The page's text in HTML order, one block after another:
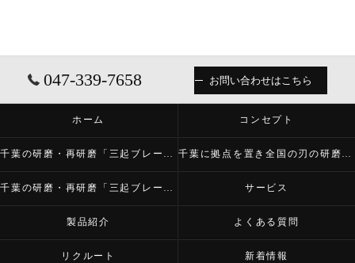
047-339-7658 お問い合わせはこちら
ホーム コンセプト
千葉の研磨・再研磨「三起ブレード株式会社」について 千葉に拠点を置き全国の刃の研磨・再研磨をする「三起ブレード株式会社」が必要とされる理由
千葉の研磨・再研磨「三起ブレード株式会社」の内容について サービス
製品紹介 よくある質問
リクルート 新着情報